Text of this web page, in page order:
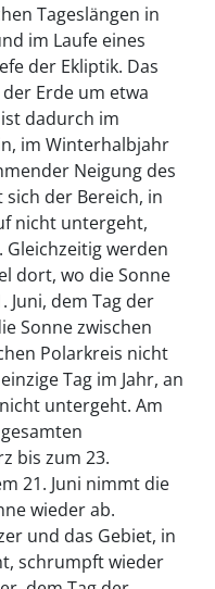
Tageslängen in
im Laufe eines
der Ekliptik. Das
Erde um etwa
dadurch im
im Winterhalbjahr
Neigung des
der Bereich, in
nicht untergeht,
Gleichzeitig werden
dort, wo die Sonne
Juni, dem Tag der
Sonne zwischen
Polarkreis nicht
Tag im Jahr, an
untergeht. Am
bis zum 23.
21. Juni nimmt die
wieder ab.
und das Gebiet, in
schrumpft wieder